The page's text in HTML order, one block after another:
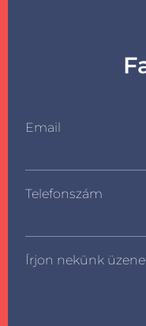
Email
Telefonszám
Írjon nekünk